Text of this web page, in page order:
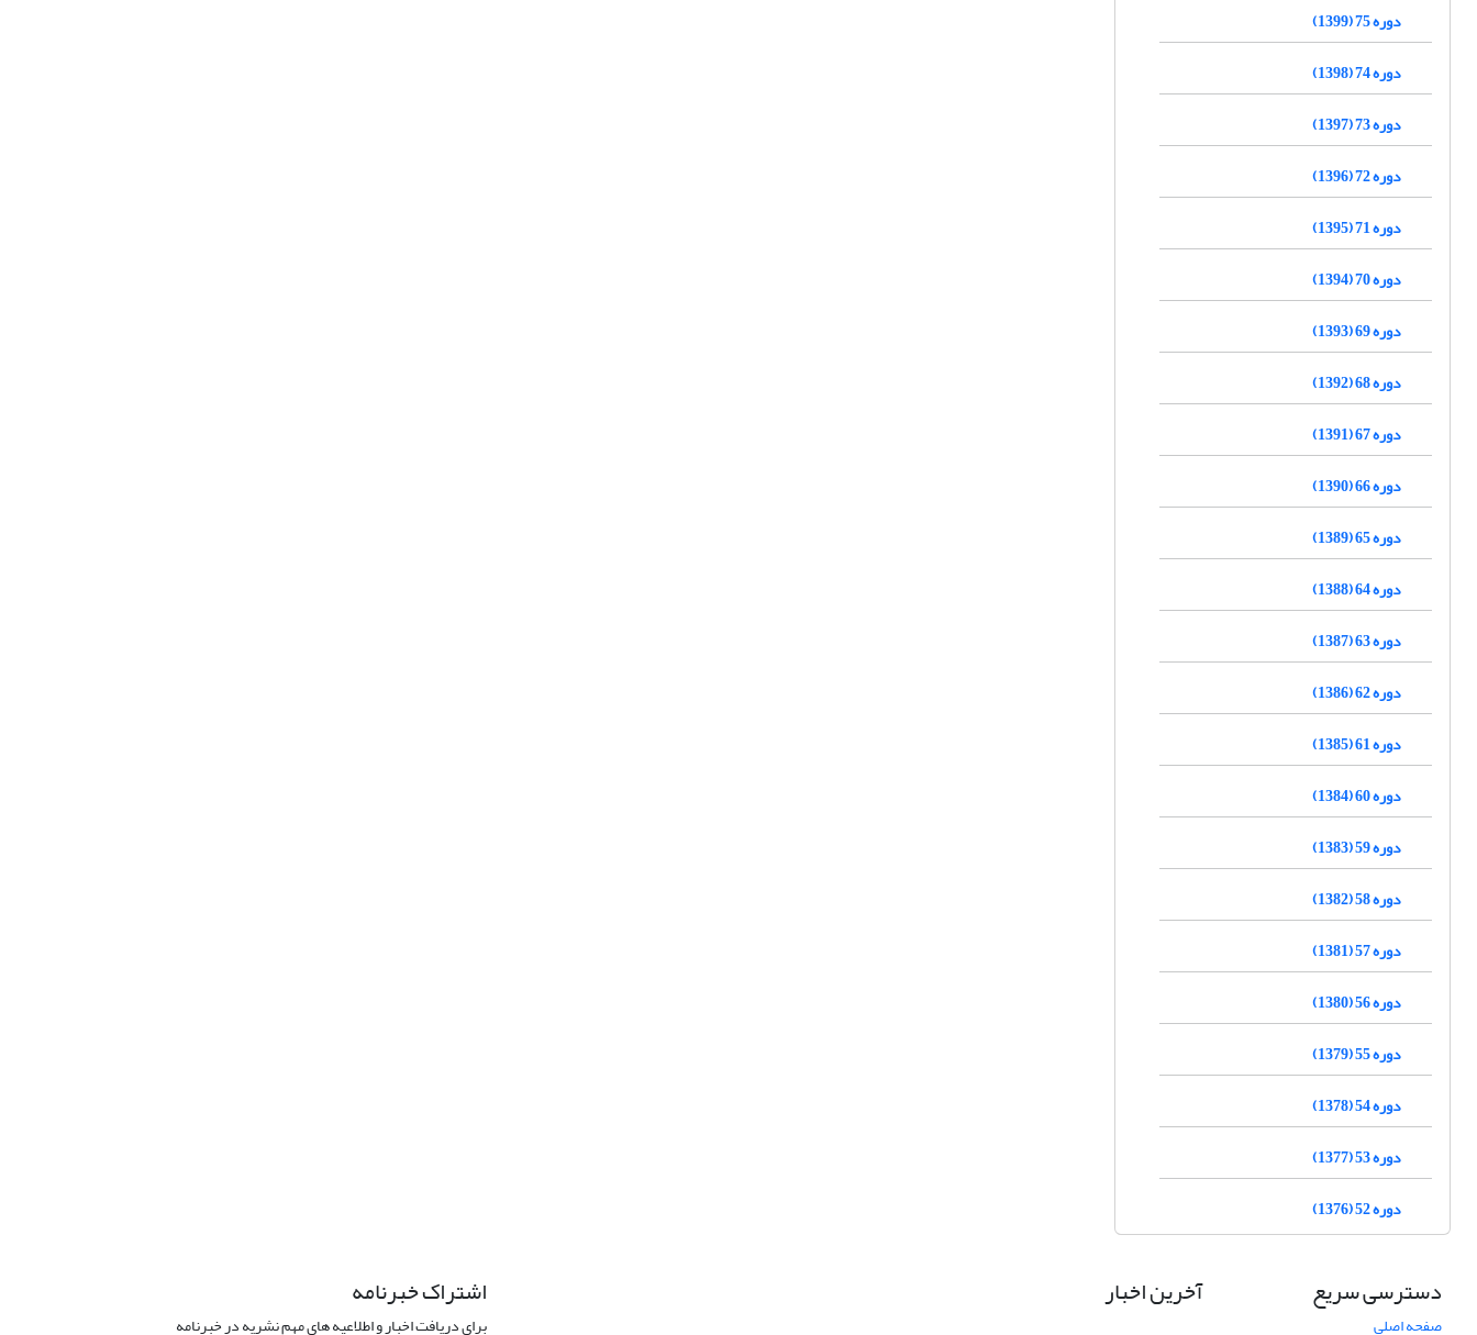
دوره 75 (1399)
دوره 74 (1398)
دوره 73 (1397)
دوره 72 (1396)
دوره 71 (1395)
دوره 70 (1394)
دوره 69 (1393)
دوره 68 (1392)
دوره 67 (1391)
دوره 66 (1390)
دوره 65 (1389)
دوره 64 (1388)
دوره 63 (1387)
دوره 62 (1386)
دوره 61 (1385)
دوره 60 (1384)
دوره 59 (1383)
دوره 58 (1382)
دوره 57 (1381)
دوره 56 (1380)
دوره 55 (1379)
دوره 54 (1378)
دوره 53 (1377)
دوره 52 (1376)
دسترسی سریع
صفحه اصلی
آخرین اخبار اشتراک خبرنامه
برای دریافت اخبار و اطلاعیه های مهم نشریه در خبرنامه